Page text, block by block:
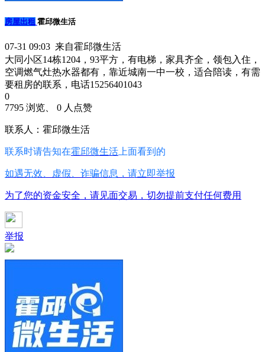
房屋出租 霍邱微生活
07-31 09:03 来自霍邱微生活
大同小区14栋1204，93平方，有电梯，家具齐全，领包入住，
空调燃气灶热水器都有，靠近城南一中一校，适合陪读，有需
要租房的联系，电话15256401043
0
7795 浏览、 0 人点赞
联系人：霍邱微生活
联系时请告知在霍邱微生活 上面看到的
如遇无效、虚假、诈骗信息，请立即举报
为了您的资金安全，请见面交易，切勿提前支付任何费用
举报